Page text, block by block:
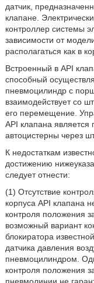
датчик,
клапане.
контроллер системы
зависимости от
располагаться как в
Встроенный в API
способный
пневмоцилиндр с
взаимодействует со
его перемещение.
API клапана является
автоцистерны через
К недостаткам
достижению
следует отнести:
(1) Отсутствие
корпуса API клапана
контроля положения
возможный вариант
блокиратора
датчика давления
пневмоцилиндром.
контроля положения